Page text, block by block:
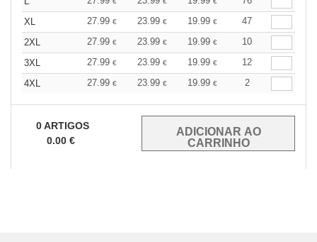
XL
27.99 € 23.99 € 19.99 €
47
2XL
27.99 € 23.99 € 19.99 €
10
3XL
27.99 € 23.99 € 19.99 €
12
4XL
27.99 € 23.99 € 19.99 € 2
0ARTIGOS
0.00 €